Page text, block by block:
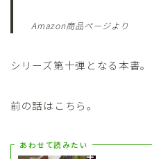
Amazon商品ページより
シリーズ第十弾となる本書。
前の話はこちら。
あわせて読みたい